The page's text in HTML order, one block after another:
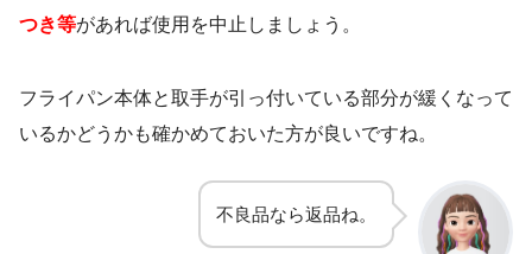
つき等があれば使用を中止しましょう。
フライパン本体と取手が引っ付いている部分が緩くなって
いるかどうかも確かめておいた方が良いですね。
不良品なら返品ね。